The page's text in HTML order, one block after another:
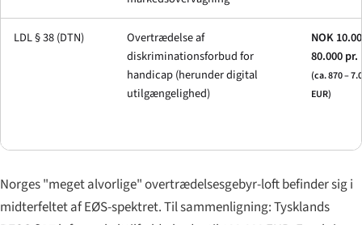
LDL § 38 (DTN)
Overtrædelse af
diskriminationsforbud for
handicap (herunder digital
utilgængelighed)
NOK
80.000
(ca. 870 –
EUR)
Norges "meget alvorlige" overtrædelsesgebyr-loft befinder sig i
midterfeltet af EØS-spektret. Til sammenligning: Tysklands